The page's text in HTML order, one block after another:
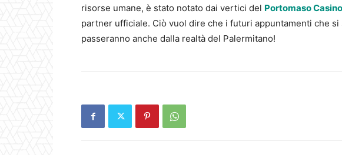
risorse umane, è stato notato dai vertici del Portomaso
partner ufficiale. Ciò vuol dire che i futuri appuntamenti che
passeranno anche dalla realtà del Palermitano!